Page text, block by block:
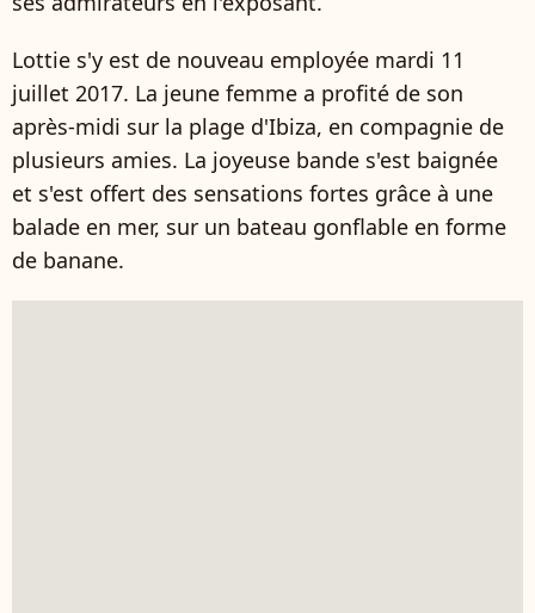
Lottie s'y est de nouveau employée mardi 11
juillet 2017. La jeune femme a profité de son
après-midi sur la plage d'Ibiza, en compagnie de
plusieurs amies. La joyeuse bande s'est baignée
et s'est offert des sensations fortes grâce à une
balade en mer, sur un bateau gonflable en forme
de banane.